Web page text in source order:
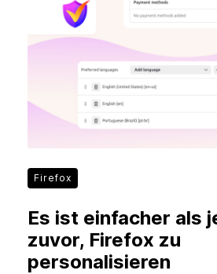
Advertising
Principles
Mozilla
From the Team
Firefox
Es ist einfacher als
zuvor, Firefox zu
personalisieren